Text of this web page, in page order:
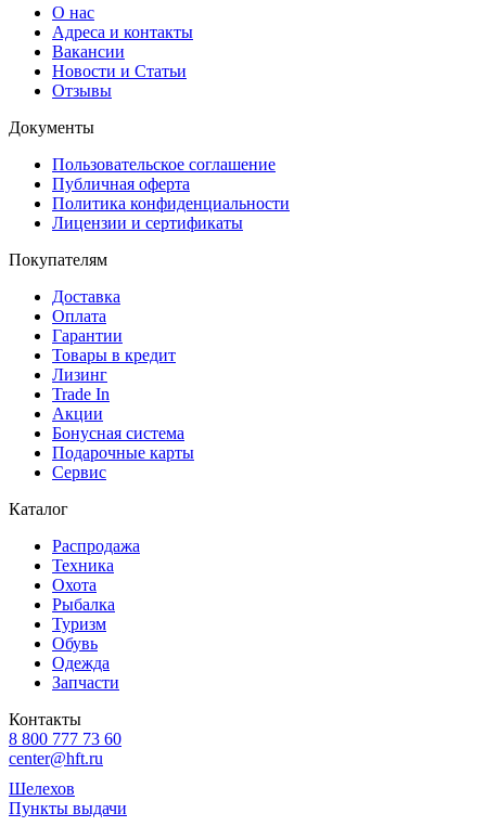
О нас
Адреса и контакты
Вакансии
Новости и Статьи
Отзывы
Документы
Пользовательское соглашение
Публичная оферта
Политика конфиденциальности
Лицензии и сертификаты
Покупателям
Доставка
Оплата
Гарантии
Товары в кредит
Лизинг
Trade In
Акции
Бонусная система
Подарочные карты
Сервис
Каталог
Распродажа
Техника
Охота
Рыбалка
Туризм
Обувь
Одежда
Запчасти
Контакты
8 800 777 73 60
center@hft.ru
Шелехов
Пункты выдачи